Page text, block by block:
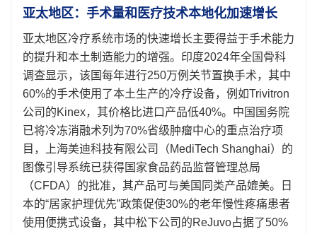
亚太地区：手术量和医疗技术本地化加速增长
亚太地区冷疗系统市场的快速增长主要得益于手术能力
的提升和本土制造能力的增强。印度2024年全国骨科
调查显示，该国每年进行250万例关节置换手术，其中
60%的手术使用了本土生产的冷疗设备，例如Trivitron
公司的Kinex，其价格比进口产品低40%。中国国务院
已将冷冻消融术列为70%省级肿瘤中心的重点治疗项
目，上海美迪科技有限公司（MediTech Shanghai）的
图像引导系统已获得国家食品药品监督管理总局
（CFDA）的批准，其产品可与美国同类产品媲美。日
本的“居家护理优先”政策促使30%的老年慢性疼痛患者
使用便携式设备，其中松下公司的ReJuvo占据了50%